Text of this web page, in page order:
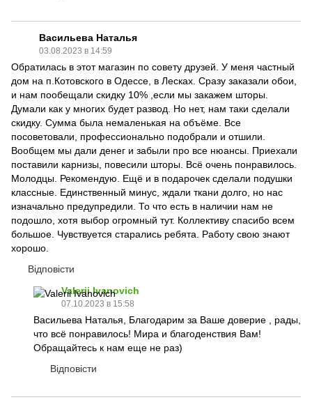
Васильева Наталья
03.08.2023 в 14:59
Обратилась в этот магазин по совету друзей. У меня частный
дом на п.Котовского в Одессе, в Лесках. Сразу заказали обои,
и нам пообещали скидку 10% ,если мы закажем шторы.
Думали как у многих будет развод. Но нет, нам таки сделали
скидку. Сумма была немаленькая на объёме. Все
посоветовали, профессионально подобрали и отшили.
Вообщем мы дали денег и забыли про все нюансы. Приехали
поставили карнизы, повесили шторы. Всё очень понравилось.
Молодцы. Рекомендую. Ещё и в подарочек сделали подушки
классные. Единственный минус, ждали ткани долго, но нас
изначально предупредили. То что есть в наличии нам не
подошло, хотя выбор огромный тут. Коллективу спасибо всем
большое. Чувствуется старались ребята. Работу свою знают
хорошо.
Відповісти
Valerii Ivanovich
07.10.2023 в 15:58
Васильева Наталья, Благодарим за Ваше доверие , рады,
что всё понравилось! Мира и благоденствия Вам!
Обращайтесь к нам еще не раз)
Відповісти